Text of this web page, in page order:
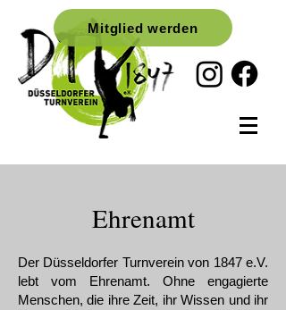
Mitglied werden
Ehrenamt
Der Düsseldorfer Turnverein von 1847 e.V.
lebt vom Ehrenamt. Ohne engagierte
Menschen, die ihre Zeit, ihr Wissen und ihr